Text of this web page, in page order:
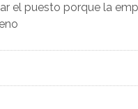
el puesto porque la